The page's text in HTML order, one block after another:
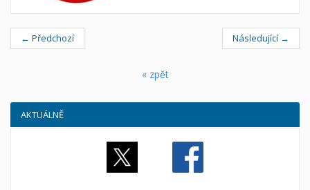
← Předchozí Následující →
« zpět
AKTUÁLNĚ